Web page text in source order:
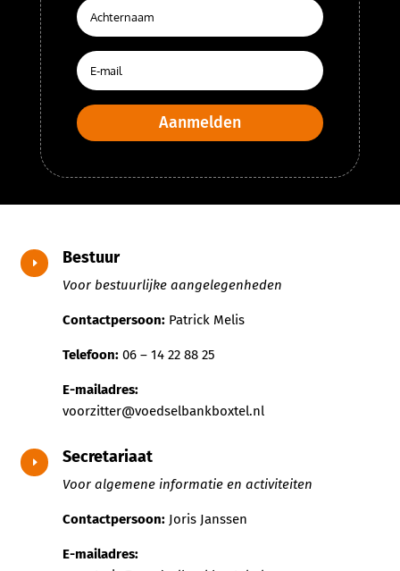
Aanmelden
E Bestuur
Voor bestuurlijke aangelegenheden
Contactpersoon:Patrick Melis
Telefoon: 06 – 14 22 88 25
E-mailadres:
voorzitter@voedselbankboxtel.nl
E Secretariaat
Voor algemene informatie en activiteiten
Contactpersoon:Joris Janssen
E-mailadres: